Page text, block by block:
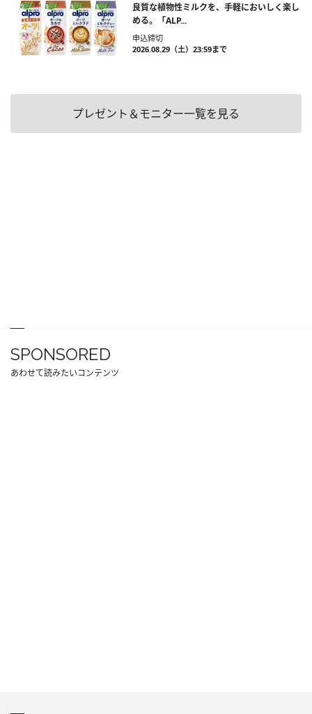
良質な植物性ミルクを、手軽においしく楽し
める。「ALP...
申込締切
2026.08.29（土）23:59まで
プレゼント＆モニター一覧を見る
SPONSORED
あわせて読みたいコンテンツ